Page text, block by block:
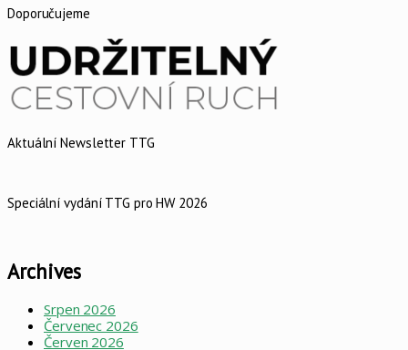
Doporučujeme
Aktuální Newsletter TTG
Speciální vydání TTG pro HW 2026
Archives
Srpen 2026
Červenec 2026
Červen 2026